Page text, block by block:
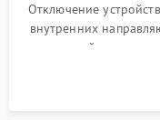
Отключение
внутренних
задней или
нагревательным